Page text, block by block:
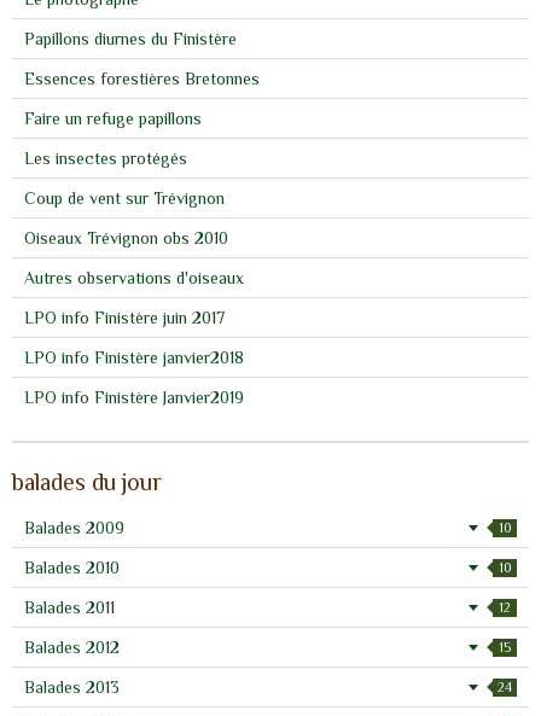
Papillons diurnes du Finistère
Essences forestières Bretonnes
Faire un refuge papillons
Les insectes protégés
Coup de vent sur Trévignon
Oiseaux Trévignon obs 2010
Autres observations d'oiseaux
LPO info Finistère juin 2017
LPO info Finistère janvier2018
LPO info Finistère Janvier2019
balades du jour
Balades 2009 10
Balades 2010 10
Balades 2011 12
Balades 2012 15
Balades 2013 24